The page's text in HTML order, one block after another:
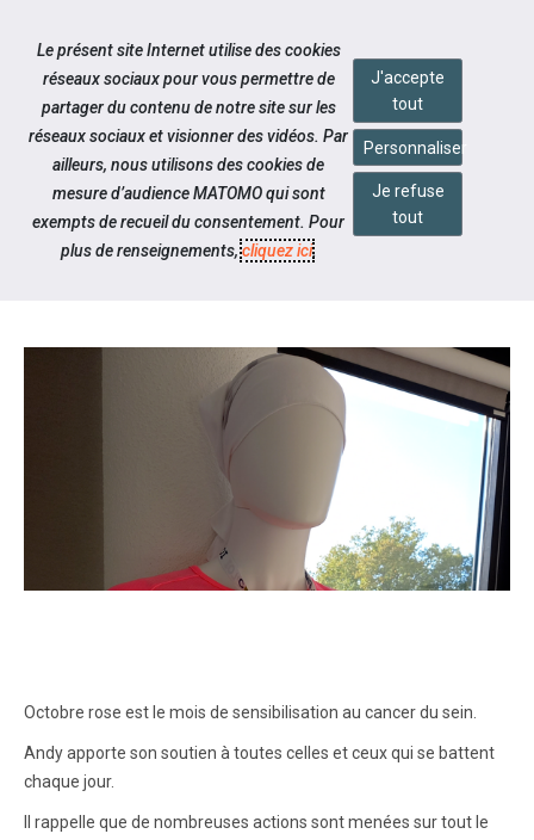
Aller au contenu
Notre actualité
ANDY SE MOBILISE POUR
Octobre rose est le mois de sensibilisation au cancer du sein.
Andy apporte son soutien à toutes celles et ceux qui se battent
chaque jour.
Il rappelle que de nombreuses actions sont menées sur tout le
Le présent site Internet utilise des cookies
réseaux sociaux pour vous permettre de
partager du contenu de notre site sur les
réseaux sociaux et visionner des vidéos. Par
ailleurs, nous utilisons des cookies de
mesure d’audience MATOMO qui sont
exempts de recueil du consentement. Pour
plus de renseignements,cliquez ici.
J'accepte
tout
Personnaliser
Je refuse
tout